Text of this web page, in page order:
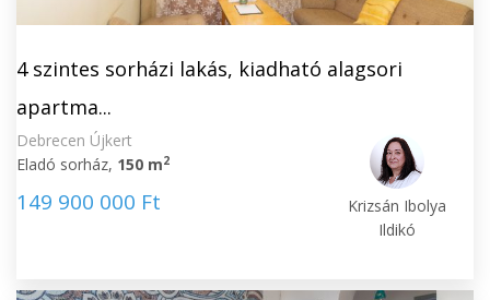
4 szintes sorházi lakás, kiadható alagsori
apartma...
Debrecen Újkert
Eladó sorház, 150 m2
149 900 000 Ft
Krizsán Ibolya
Ildikó